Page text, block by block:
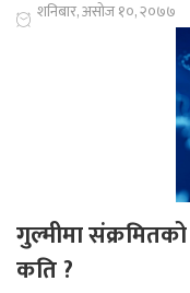
शनिबार, असोज १०, २०७७
गुल्मीमा
कति ?